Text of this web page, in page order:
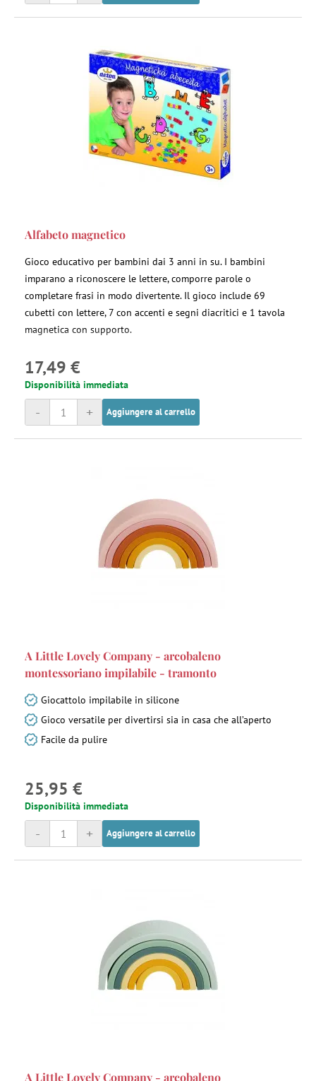
Alfabeto magnetico
Gioco educativo per bambini dai 3 anni in su. I bambini
imparano a riconoscere le lettere, comporre parole o
completare frasi in modo divertente. Il gioco include 69
cubetti con lettere, 7 con accenti e segni diacritici e 1 tavola
magnetica con supporto.
17,49 €
Disponibilità immediata
+
- Aggiungere al carrello
A Little Lovely Company - arcobaleno
montessoriano impilabile - tramonto
Giocattolo impilabile in silicone
Gioco versatile per divertirsi sia in casa che all’aperto
Facile da pulire
25,95 €
Disponibilità immediata
+
- Aggiungere al carrello
A Little Lovely Company - arcobaleno